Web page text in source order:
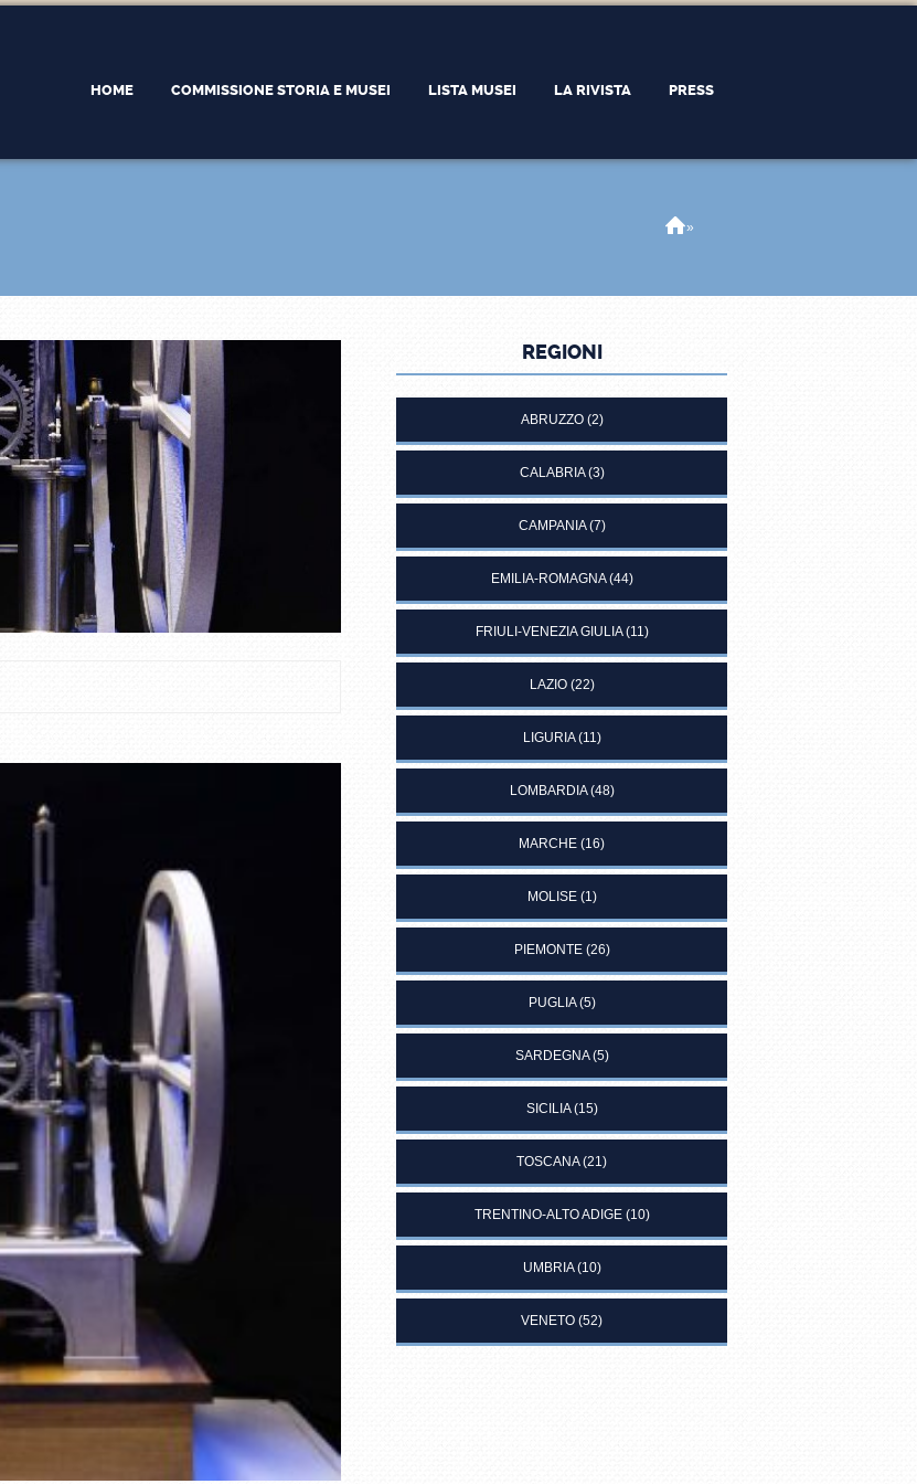
HOME COMMISSIONE STORIA E MUSEI LISTA MUSEI LA RIVISTA PRESS
Home
»
REGIONI
ABRUZZO(2)
CALABRIA(3)
CAMPANIA(7)
EMILIA-ROMAGNA(44)
FRIULI-VENEZIA GIULIA(11)
LAZIO(22)
LIGURIA(11)
LOMBARDIA(48)
MARCHE (16)
MOLISE(1)
PIEMONTE(26)
PUGLIA(5)
SARDEGNA(5)
SICILIA(15)
TOSCANA(21)
TRENTINO-ALTO ADIGE(10)
UMBRIA(10)
VENETO (52)